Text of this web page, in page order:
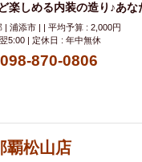
ク
プレミアムフライデー
飲み比べセット
ズタッカルビ
奥武山公
楽しめる内装の造り♪あ
| 浦添市 | | 平均予算 : 2,000円
5:00 | 定休日 : 年中無休
098-870-0806
覇松山店